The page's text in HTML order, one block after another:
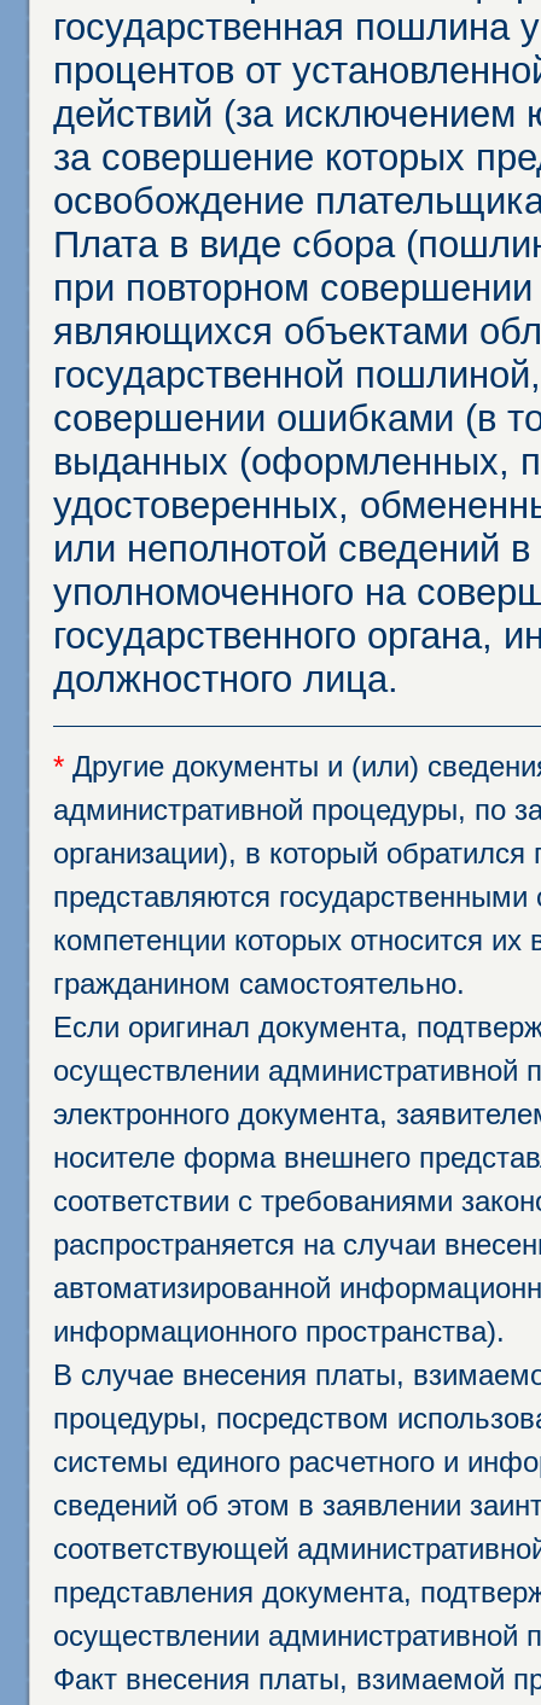
государственная пошлина
процентов от
действий (за исключением
за совершение которых
освобождение
Плата в виде сбора
при повторном
являющихся объектами
государственной
совершении ошибками (в
выданных (оформленных,
удостоверенных,
или неполнотой сведений
уполномоченного на
государственного органа,
должностного лица.
* Другие документы и (или)
административной процедуры, по
организации), в который
представляются
компетенции которых относится
гражданином самостоятельно.
Если оригинал документа,
осуществлении административной
электронного документа,
носителе форма внешнего
соответствии с требованиями
распространяется на случаи
автоматизированной
информационного пространства).
В случае внесения платы,
процедуры, посредством
системы единого расчетного и
сведений об этом в заявлении
соответствующей
представления документа,
осуществлении административной
Факт внесения платы, взимаемой